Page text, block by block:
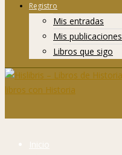
Registro
Mis entradas
Mis publicaciones
Libros que sigo
Inicio